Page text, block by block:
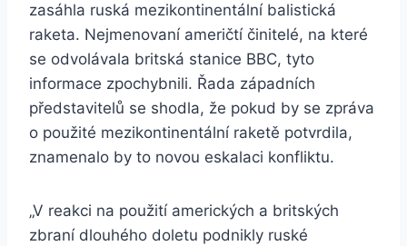
zasáhla ruská mezikontinentální balistická
raketa. Nejmenovaní američtí činitelé, na které
se odvolávala britská stanice BBC, tyto
informace zpochybnili. Řada západních
představitelů se shodla, že pokud by se zpráva
o použité mezikontinentální raketě potvrdila,
znamenalo by to novou eskalaci konfliktu.
„V reakci na použití amerických a britských
zbraní dlouhého doletu podnikly ruské